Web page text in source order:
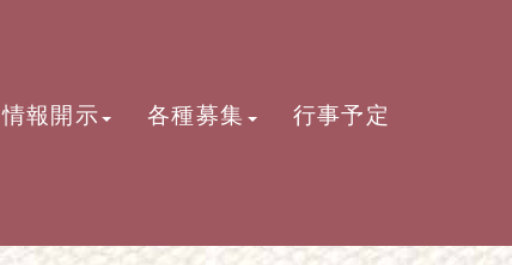
情報開示 各種募集 行事予定